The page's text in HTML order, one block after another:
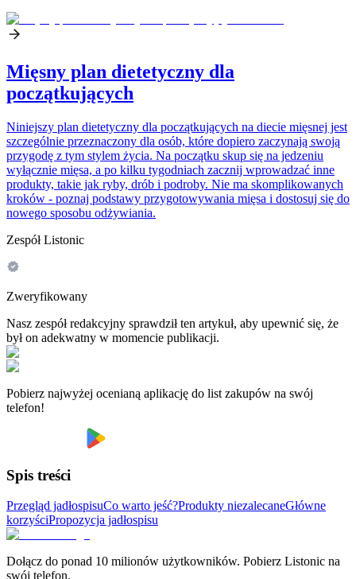
Mięsny plan dietetyczny dla
początkujących
Niniejszy plan dietetyczny dla początkujących na diecie mięsnej jest
szczególnie przeznaczony dla osób, które dopiero zaczynają swoją
przygodę z tym stylem życia. Na początku skup się na jedzeniu
wyłącznie mięsa, a po kilku tygodniach zacznij wprowadzać inne
produkty, takie jak ryby, drób i podroby. Nie ma skomplikowanych
kroków - poznaj podstawy przygotowywania mięsa i dostosuj się do
nowego sposobu odżywiania.
Zespół Listonic
Zweryfikowany
Nasz zespół redakcyjny sprawdził ten artykuł, aby upewnić się, że
był on adekwatny w momencie publikacji.
Pobierz najwyżej ocenianą aplikację do list zakupów na swój
telefon!
Spis treści
Przegląd jadłospisuCo warto jeść?Produkty niezalecaneGłówne
korzyściPropozycja jadłospisu
Dołącz do ponad 10 milionów użytkowników. Pobierz Listonic na
swój telefon.